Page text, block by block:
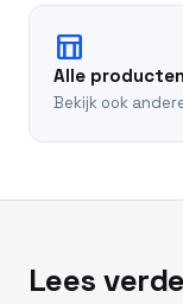
table_chart
Alle producten
Bekijk ook
Lees